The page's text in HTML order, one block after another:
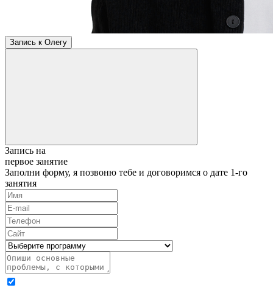
Запись к Олегу
Запись на
первое занятие
Заполни форму, я позвоню тебе и договоримся о дате 1-го
занятия